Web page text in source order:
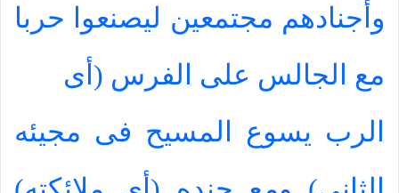
وأجنادهم مجتمعين ليصنعوا حربا
مع الجالس على الفرس (أى
الرب يسوع المسيح فى مجيئه